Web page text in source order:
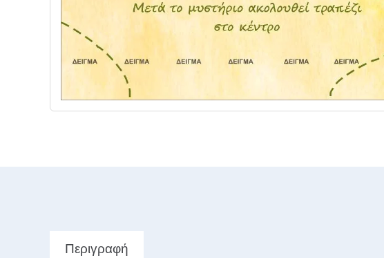
Περιγραφή